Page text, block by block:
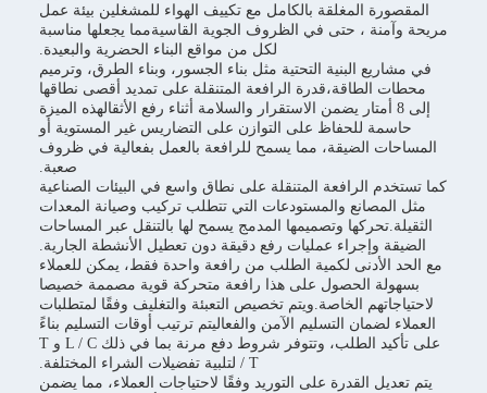
المقصورة المغلقة بالكامل مع تكييف الهواء للمشغلين بيئة عمل
مريحة وآمنة ، حتى في الظروف الجوية القاسيةمما يجعلها مناسبة
لكل من مواقع البناء الحضرية والبعيدة.
في مشاريع البنية التحتية مثل بناء الجسور، وبناء الطرق، وترميم
محطات الطاقة،قدرة الرافعة المتنقلة على تمديد أقصى نطاقها
إلى 8 أمتار يضمن الاستقرار والسلامة أثناء رفع الأثقالهذه الميزة
حاسمة للحفاظ على التوازن على التضاريس غير المستوية أو
المساحات الضيقة، مما يسمح للرافعة بالعمل بفعالية في ظروف
صعبة.
كما تستخدم الرافعة المتنقلة على نطاق واسع في البيئات الصناعية
مثل المصانع والمستودعات التي تتطلب تركيب وصيانة المعدات
الثقيلة.تحركها وتصميمها المدمج يسمح لها بالتنقل عبر المساحات
الضيقة وإجراء عمليات رفع دقيقة دون تعطيل الأنشطة الجارية.
مع الحد الأدنى لكمية الطلب من رافعة واحدة فقط، يمكن للعملاء
بسهولة الحصول على هذا رافعة متحركة قوية مصممة خصيصا
لاحتياجاتهم الخاصة.ويتم تخصيص التعبئة والتغليف وفقًا لمتطلبات
العملاء لضمان التسليم الآمن والفعاليتم ترتيب أوقات التسليم بناءً
على تأكيد الطلب، وتتوفر شروط دفع مرنة بما في ذلك L / C و T
/ T لتلبية تفضيلات الشراء المختلفة.
يتم تعديل القدرة على التوريد وفقًا لاحتياجات العملاء، مما يضمن